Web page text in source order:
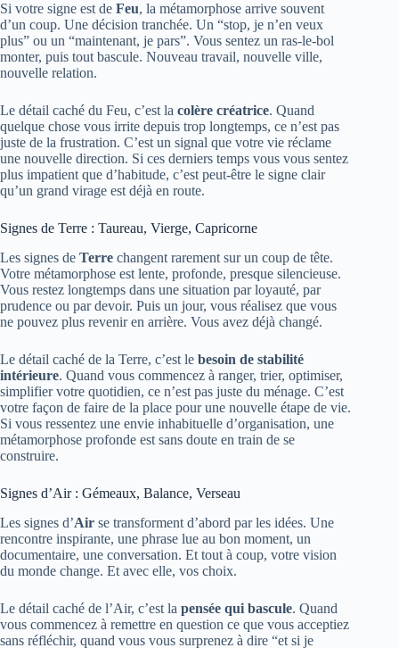
Si votre signe est de Feu, la métamorphose arrive souvent
d’un coup. Une décision tranchée. Un “stop, je n’en veux
plus” ou un “maintenant, je pars”. Vous sentez un ras-le-bol
monter, puis tout bascule. Nouveau travail, nouvelle ville,
nouvelle relation.
Le détail caché du Feu, c’est la colère créatrice. Quand
quelque chose vous irrite depuis trop longtemps, ce n’est pas
juste de la frustration. C’est un signal que votre vie réclame
une nouvelle direction. Si ces derniers temps vous vous sentez
plus impatient que d’habitude, c’est peut-être le signe clair
qu’un grand virage est déjà en route.
Signes de Terre : Taureau, Vierge, Capricorne
Les signes de Terre changent rarement sur un coup de tête.
Votre métamorphose est lente, profonde, presque silencieuse.
Vous restez longtemps dans une situation par loyauté, par
prudence ou par devoir. Puis un jour, vous réalisez que vous
ne pouvez plus revenir en arrière. Vous avez déjà changé.
Le détail caché de la Terre, c’est le besoin de stabilité
intérieure. Quand vous commencez à ranger, trier, optimiser,
simplifier votre quotidien, ce n’est pas juste du ménage. C’est
votre façon de faire de la place pour une nouvelle étape de vie.
Si vous ressentez une envie inhabituelle d’organisation, une
métamorphose profonde est sans doute en train de se
construire.
Signes d’Air : Gémeaux, Balance, Verseau
Les signes d’Air se transforment d’abord par les idées. Une
rencontre inspirante, une phrase lue au bon moment, un
documentaire, une conversation. Et tout à coup, votre vision
du monde change. Et avec elle, vos choix.
Le détail caché de l’Air, c’est la pensée qui bascule. Quand
vous commencez à remettre en question ce que vous acceptiez
sans réfléchir, quand vous vous surprenez à dire “et si je